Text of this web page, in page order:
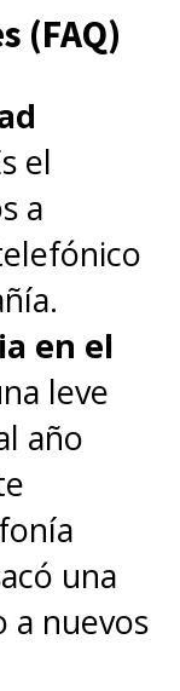
(FAQ)
el
a
en el
leve
año
una
a nuevos